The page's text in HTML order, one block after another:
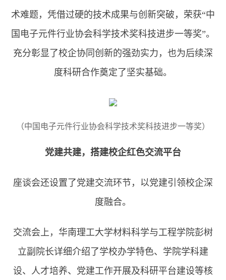
术难题，凭借过硬的技术成果与创新突破，荣获“中
国电子元件行业协会科学技术奖科技进步一等奖”。
充分彰显了校企协同创新的强劲实力，也为后续深
度科研合作奠定了坚实基础。
（中国电子元件行业协会科学技术奖科技进步一等奖）
党建共建，搭建校企红色交流平台
座谈会还设置了党建交流环节，以党建引领校企深
度融合。
交流会上，华南理工大学材料科学与工程学院彭树
立副院长详细介绍了学校办学特色、学院学科建
设、人才培养、党建工作开展及科研平台建设等核